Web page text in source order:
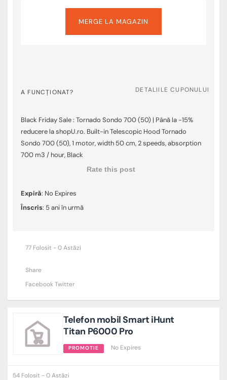
MERGE LA MAGAZIN
A FUNCȚIONAT? DETALIILE CUPONULUI
Black Friday Sale : Tornado Sondo 700 (50) | Până la -15%
reducere la shopU.ro. Built-in Telescopic Hood Tornado
Sondo 700 (50), 1 motor, width 50 cm, 2 speeds, absorption
700 m3 / hour, Black
Rate this post
Expiră: No Expires
Înscris: 5 ani în urmă
77 Folosit - 0 Astăzi
Share
FacebookTwitter
Telefon mobil Smart iHunt
Titan P6000 Pro
PROMOTIE No Expires
54 Folosit - 0 Astăzi